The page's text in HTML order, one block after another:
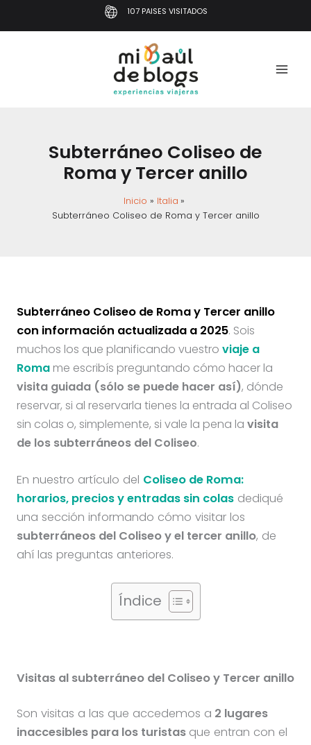
al
107 PAISES VISITADOS
Subterráneo Coliseo de
Roma y Tercer anillo
Inicio
Italia
Subterráneo Coliseo de Roma y Tercer anillo
Subterráneo Coliseo de Roma y Tercer anillo
con información actualizada a 2025. Sois
muchos los que planificando vuestro viaje a
Roma me escribís preguntando cómo hacer la
visita guiada (sólo se puede hacer así), dónde
reservar, si al reservarla tienes la entrada al Coliseo
sin colas o, simplemente, si vale la pena la visita
de los subterráneos del Coliseo.
En nuestro artículo del Coliseo de Roma:
horarios, precios y entradas sin colasdediqué
una sección informando cómo visitar los
subterráneos del Coliseo y el tercer anillo, de
ahí las preguntas anteriores.
Índice
Visitas al subterráneo del Coliseo y Tercer anillo
Son visitas a las que accedemos a 2 lugares
inaccesibles para los turistas que entran con el